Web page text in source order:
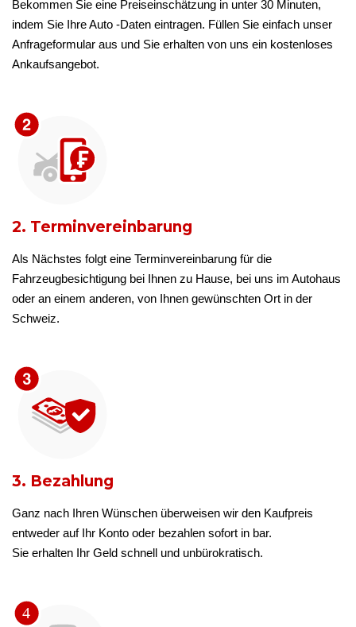
Bekommen Sie eine Preiseinschätzung in unter 30 Minuten,
indem Sie Ihre Auto -Daten eintragen. Füllen Sie einfach unser
Anfrageformular aus und Sie erhalten von uns ein kostenloses
Ankaufsangebot.
2. Terminvereinbarung
Als Nächstes folgt eine Terminvereinbarung für die
Fahrzeugbesichtigung bei Ihnen zu Hause, bei uns im Autohaus
oder an einem anderen, von Ihnen gewünschten Ort in der
Schweiz.
3. Bezahlung
Ganz nach Ihren Wünschen überweisen wir den Kaufpreis
entweder auf Ihr Konto oder bezahlen sofort in bar.
Sie erhalten Ihr Geld schnell und unbürokratisch.